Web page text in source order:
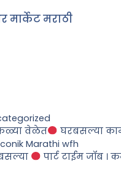
मार्केट मराठी
वेळेत
घरबसल्या
Marathi wfh
पार्ट टाईम जॉब ।